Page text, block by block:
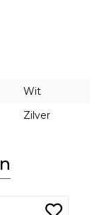
Wit
Zilver